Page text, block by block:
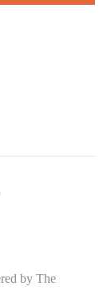
by The